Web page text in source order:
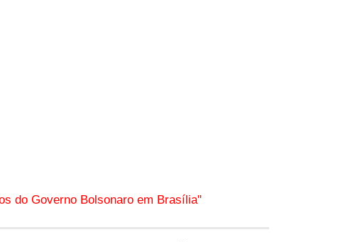
do Governo Bolsonaro em Brasília"